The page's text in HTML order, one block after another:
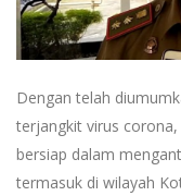
Dengan telah
terjangkit virus
bersiap dalam
termasuk di wilayah